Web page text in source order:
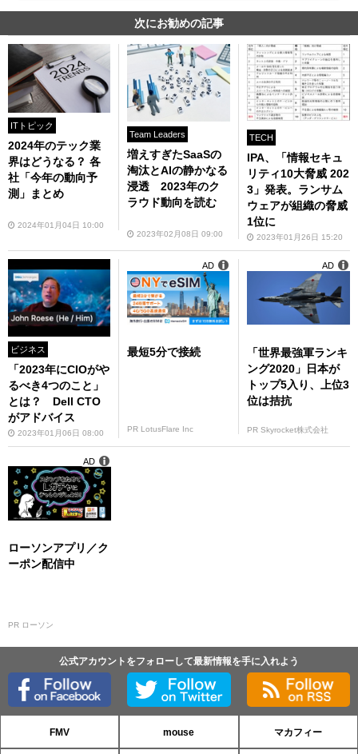
次にお勧めの記事
ITトピック
2024年のテック業
界はどうなる？ 各
社「今年の動向予
測」まとめ
2024年01月04日 10:00
Team Leaders
増えすぎたSaaSの
淘汰とAIの静かなる
浸透 2023年のク
ラウド動向を読む
2023年02月08日 09:00
TECH
IPA、「情報セキュ
リティ10大脅威 202
3」発表。ランサム
ウェアが組織の脅威
1位に
2023年01月26日 15:20
ビジネス
「2023年にCIOがや
るべき4つのこと」
とは？ Dell CTO
がアドバイス
2023年01月06日 08:00
最短5分で接続
PR LotusFlare Inc
AD
「世界最強軍ランキ
ング2020」日本が
トップ5入り、上位3
位は拮抗
PR Skyrocket株式会社
AD
ローソンアプリ／ク
ーポン配信中
PR ローソン
AD
公式アカウントをフォローして最新情報を手に入れよう
FMV mouse マカフィー